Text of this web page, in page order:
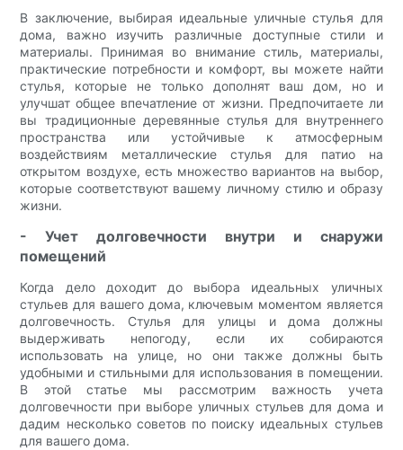
В заключение, выбирая идеальные уличные стулья для
дома, важно изучить различные доступные стили и
материалы. Принимая во внимание стиль, материалы,
практические потребности и комфорт, вы можете найти
стулья, которые не только дополнят ваш дом, но и
улучшат общее впечатление от жизни. Предпочитаете ли
вы традиционные деревянные стулья для внутреннего
пространства или устойчивые к атмосферным
воздействиям металлические стулья для патио на
открытом воздухе, есть множество вариантов на выбор,
которые соответствуют вашему личному стилю и образу
жизни.
- Учет долговечности внутри и снаружи
помещений
Когда дело доходит до выбора идеальных уличных
стульев для вашего дома, ключевым моментом является
долговечность. Стулья для улицы и дома должны
выдерживать непогоду, если их собираются
использовать на улице, но они также должны быть
удобными и стильными для использования в помещении.
В этой статье мы рассмотрим важность учета
долговечности при выборе уличных стульев для дома и
дадим несколько советов по поиску идеальных стульев
для вашего дома.